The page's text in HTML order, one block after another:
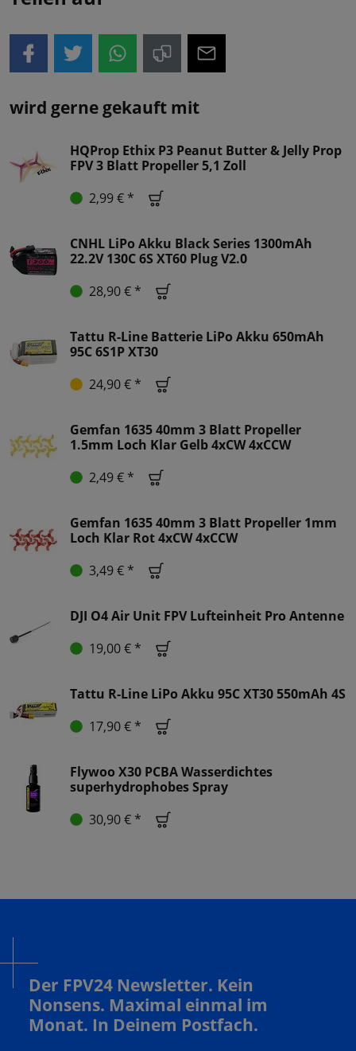
wird gerne gekauft mit
HQProp Ethix P3 Peanut Butter & Jelly Prop
FPV 3 Blatt Propeller 5,1 Zoll
2,99 € *
CNHL LiPo Akku Black Series 1300mAh
22.2V 130C 6S XT60 Plug V2.0
28,90 € *
Tattu R-Line Batterie LiPo Akku 650mAh
95C 6S1P XT30
24,90 € *
Gemfan 1635 40mm 3 Blatt Propeller
1.5mm Loch Klar Gelb 4xCW 4xCCW
2,49 € *
Gemfan 1635 40mm 3 Blatt Propeller 1mm
Loch Klar Rot 4xCW 4xCCW
3,49 € *
DJI O4 Air Unit FPV Lufteinheit Pro Antenne
19,00 € *
Tattu R-Line LiPo Akku 95C XT30 550mAh 4S
17,90 € *
Flywoo X30 PCBA Wasserdichtes
superhydrophobes Spray
30,90 € *
Der FPV24 Newsletter. Kein
Nonsens. Maximal einmal im
Monat. In Deinem Postfach.